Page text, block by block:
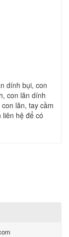
dính bụi, con
con lăn dính
lăn, tay cầm
liên hệ để có